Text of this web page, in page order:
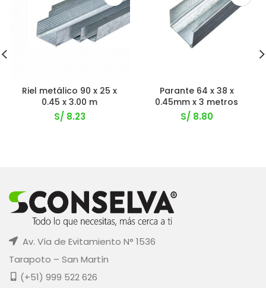
Riel metálico 90 x 25 x
0.45 x 3.00 m
S/ 8.23
Parante 64 x 38 x
0.45mm x 3 metros
S/ 8.80
Av. Vía de Evitamiento N° 1536
Tarapoto – San Martín
(+51) 999 522 626